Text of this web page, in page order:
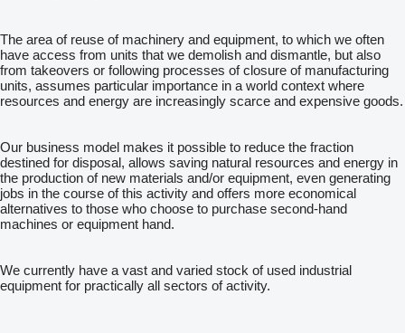
The area of ​​reuse of machinery and equipment, to which we often
have access from units that we demolish and dismantle, but also
from takeovers or following processes of closure of manufacturing
units, assumes particular importance in a world context where
resources and energy are increasingly scarce and expensive goods.
Our business model makes it possible to reduce the fraction
destined for disposal, allows saving natural resources and energy in
the production of new materials and/or equipment, even generating
jobs in the course of this activity and offers more economical
alternatives to those who choose to purchase second-hand
machines or equipment hand.
We currently have a vast and varied stock of used industrial
equipment for practically all sectors of activity.